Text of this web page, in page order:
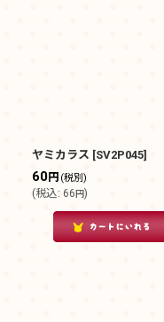
ヤミカラス [SV2P045]
60円 (税別)
(税込: 66円)